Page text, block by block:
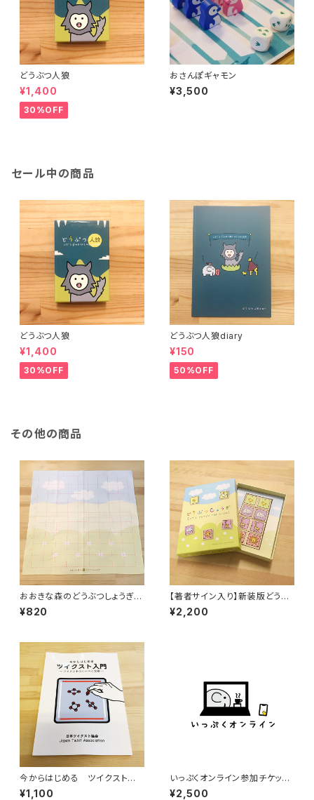
どうぶつ人狼
¥1,400
30%OFF
おさんぽギャモン
¥3,500
セール中の商品
どうぶつ人狼
¥1,400
30%OFF
どうぶつ人狼diary
¥150
50%OFF
その他の商品
おおきな森のどうぶつしょうぎ・
布盤単品
¥820
【著者サイン入り】新装版どうぶ
つしょうぎ
¥2,200
今からはじめる ツイクスト入
門
¥1,100
いっぷくオンライン参加チケット
（2500円）
¥2,500